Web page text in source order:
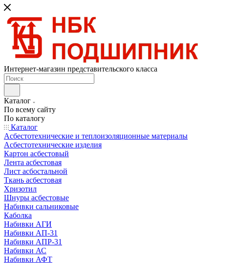
Интернет-магазин представительского класса
Каталог
По всему сайту
По каталогу
Каталог
Асбестотехнические и теплоизоляционные материалы
Асбестотехнические изделия
Картон асбестовый
Лента асбестовая
Лист асбостальной
Ткань асбестовая
Хризотил
Шнуры асбестовые
Набивки сальниковые
Каболка
Набивки АГИ
Набивки АП-31
Набивки АПР-31
Набивки АС
Набивки АФТ